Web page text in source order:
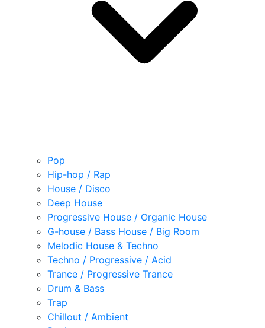
Pop
Hip-hop / Rap
House / Disco
Deep House
Progressive House / Organic House
G-house / Bass House / Big Room
Melodic House & Techno
Techno / Progressive / Acid
Trance / Progressive Trance
Drum & Bass
Trap
Chillout / Ambient